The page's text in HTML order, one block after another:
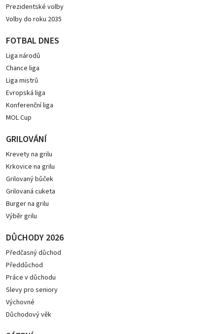
Prezidentské volby
Volby do roku 2035
FOTBAL DNES
Liga národů
Chance liga
Liga mistrů
Evropská liga
Konferenční liga
MOL Cup
GRILOVÁNÍ
Krevety na grilu
Krkovice na grilu
Grilovaný bůček
Grilovaná cuketa
Burger na grilu
Výběr grilu
DŮCHODY 2026
Předčasný důchod
Předdůchod
Práce v důchodu
Slevy pro seniory
Výchovné
Důchodový věk